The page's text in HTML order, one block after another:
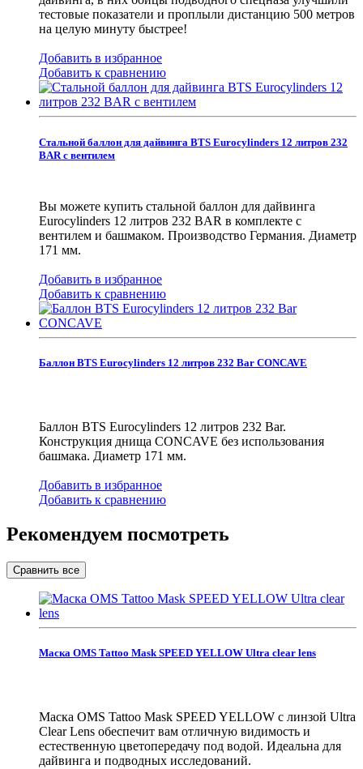
тестовые показатели и проплыли дистанцию 500 метров
на целую минуту быстрее!
Добавить в избранное
Добавить к сравнению
Стальной баллон для дайвинга BTS Eurocylinders 12 литров 232
BAR с вентилем
Вы можете купить стальной баллон для дайвинга
Eurocylinders 12 литров 232 BAR в комплекте с
вентилем и башмаком. Производство Германия. Диаметр
171 мм.
Добавить в избранное
Добавить к сравнению
Баллон BTS Eurocylinders 12 литров 232 Bar CONCAVE
Баллон BTS Eurocylinders 12 литров 232 Bar.
Конструкция днища CONCAVE без использования
башмака. Диаметр 171 мм.
Добавить в избранное
Добавить к сравнению
Рекомендуем посмотреть
Маска OMS Tattoo Mask SPEED YELLOW Ultra clear lens
Маска OMS Tattoo Mask SPEED YELLOW с линзой Ultra
Clear Lens обеспечит вам отличную видимость и
естественную цветопередачу под водой. Идеальна для
дайвинга и подводных исследований.